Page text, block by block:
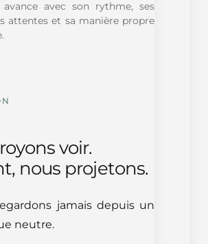
avance avec son rythme, ses
attentes et sa manière propre
voir.
nous projetons.
jamais depuis un
neutre.